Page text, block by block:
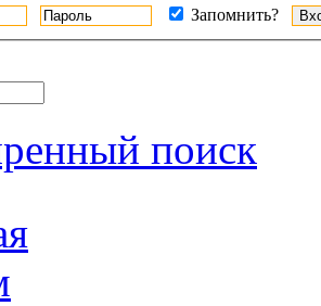
Запомнить?
поиск